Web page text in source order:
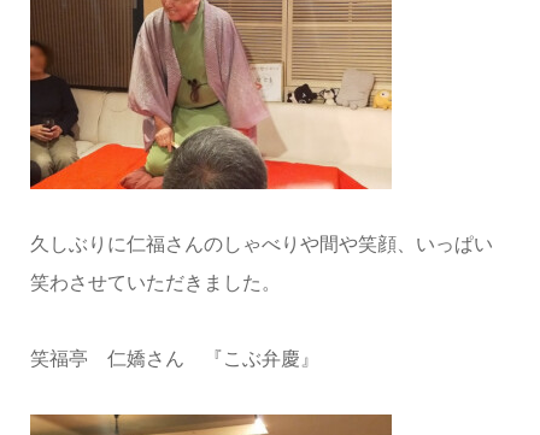
久しぶりに仁福さんのしゃべりや間や笑顔、いっぱい
笑わさせていただきました。
笑福亭 仁嬌さん 『こぶ弁慶』